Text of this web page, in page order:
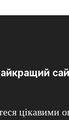
цікавими